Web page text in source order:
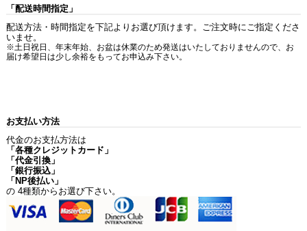
「配送時間指定」
配送方法・時間指定を下記よりお選び頂けます。ご注文時にご指定くださ
いませ。
※土日祝日、年末年始、お盆は休業のため発送はいたしておりませんので、お
届け希望日は少し余裕をもってお申込み下さい。
お支払い方法
代金のお支払方法は
「各種クレジットカード」
「代金引換」
「銀行振込」
「NP後払い」
の 4種類からお選び下さい。